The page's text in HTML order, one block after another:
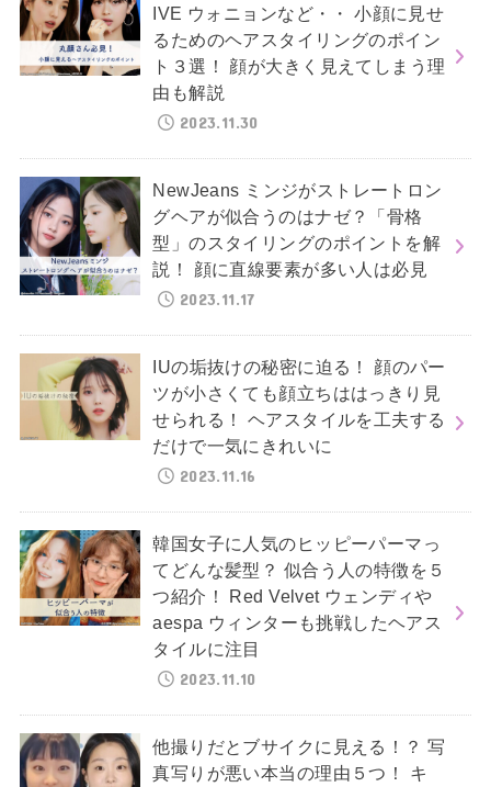
IVE ウォニョンなど・・ 小顔に見せ
るためのヘアスタイリングのポイン
ト３選！ 顔が大きく見えてしまう理
由も解説
2023.11.30
NewJeans ミンジがストレートロン
グヘアが似合うのはナゼ？「骨格
型」のスタイリングのポイントを解
説！ 顔に直線要素が多い人は必見
2023.11.17
IUの垢抜けの秘密に迫る！ 顔のパー
ツが小さくても顔立ちははっきり見
せられる！ ヘアスタイルを工夫する
だけで一気にきれいに
2023.11.16
韓国女子に人気のヒッピーパーマっ
てどんな髪型？ 似合う人の特徴を５
つ紹介！ Red Velvet ウェンディや
aespa ウィンターも挑戦したヘアス
タイルに注目
2023.11.10
他撮りだとブサイクに見える！？ 写
真写りが悪い本当の理由５つ！ キ